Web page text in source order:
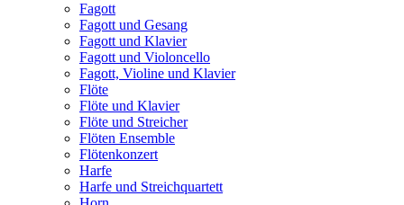
Fagott
Fagott und Gesang
Fagott und Klavier
Fagott und Violoncello
Fagott, Violine und Klavier
Flöte
Flöte und Klavier
Flöte und Streicher
Flöten Ensemble
Flötenkonzert
Harfe
Harfe und Streichquartett